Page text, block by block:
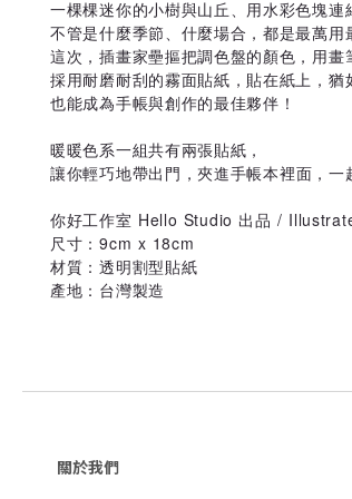
一棵棵迷你的小樹與山丘、用水彩色塊連
不管是什麼季節、什麼場合，都是最萬用
這次，插畫家壘摳把調色盤的顏色，用畫
採用耐磨耐刮的霧面貼紙，貼在紙上，猶
也能成為手帳與創作的最佳夥伴！
暖暖色系一組共有兩張貼紙，
讓你輕巧地帶出門，夾進手帳本裡面，一
你好工作室 Hello Studio 出品 /
尺寸：9cm x 18cm
材質：透明割型貼紙
產地：台灣製造
關於我們